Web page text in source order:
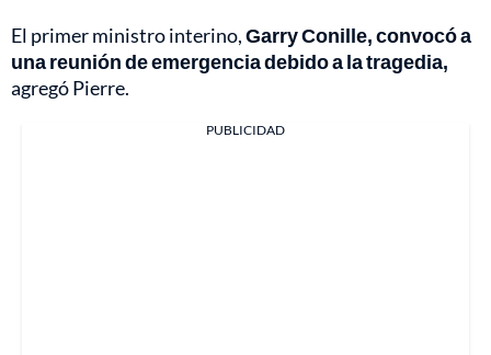
El primer ministro interino,Garry Conille, convocó a
una reunión de emergencia debido a la tragedia,
agregó Pierre.
PUBLICIDAD